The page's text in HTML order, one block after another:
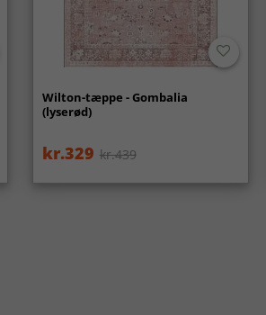
Wilton-tæppe - Gombalia
(lyserød)
kr.329 kr.439